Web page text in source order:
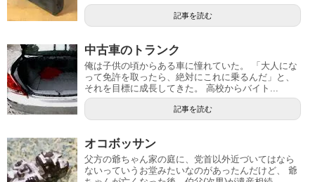
記事を読む
中古車のトランク
俺は子供の頃からある車に憧れていた。 「大人にな
って免許を取ったら、絶対にこれに乗るんだ」と、
それを目標に成長してきた。 高校からバイト...
記事を読む
オコボッサン
父方の爺ちゃん家の庭に、党首以外近づいてはなら
ないっていうお堂みたいなのがあったんだけど、 爺